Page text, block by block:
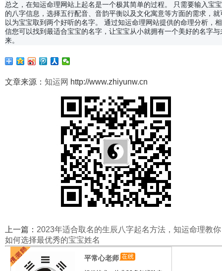
总之，在知运命理网站上起名是一个极其简单的过程。 只需要输入宝宝
的八字信息，选择五行配音、音韵平衡以及文化寓意等方面的需求，就
以为宝宝取到两个好听的名字。 通过知运命理网站提供的命理分析，相
信您可以找到最适合宝宝的名字，让宝宝从小就拥有一个美好的名字与
来。
文章来源： 知运网 http://www.zhiyunw.cn
上一篇： 2023年适合取名的生辰八字起名方法，知运命理教你
如何选择最优秀的宝宝姓名